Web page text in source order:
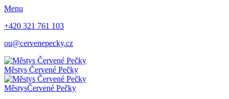
Menu
+420 321 761 103
ou@cervenepecky.cz
Městys Červené Pečky
MěstysČervené Pečky